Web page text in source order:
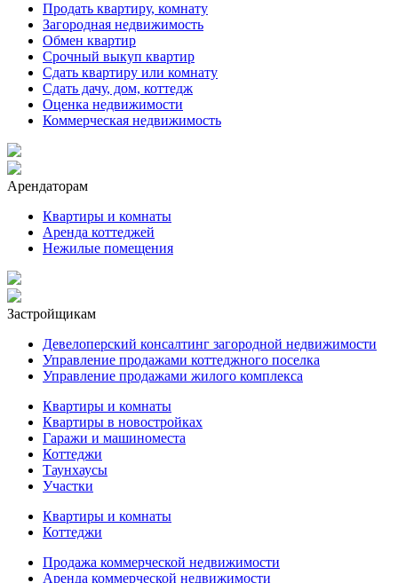
Продать квартиру, комнату
Загородная недвижимость
Обмен квартир
Срочный выкуп квартир
Сдать квартиру или комнату
Сдать дачу, дом, коттедж
Оценка недвижимости
Коммерческая недвижимость
Арендаторам
Квартиры и комнаты
Аренда коттеджей
Нежилые помещения
Застройщикам
Девелоперский консалтинг загородной недвижимости
Управление продажами коттеджного поселка
Управление продажами жилого комплекса
Квартиры и комнаты
Квартиры в новостройках
Гаражи и машиноместа
Коттеджи
Таунхаусы
Участки
Квартиры и комнаты
Коттеджи
Продажа коммерческой недвижимости
Аренда коммерческой недвижимости